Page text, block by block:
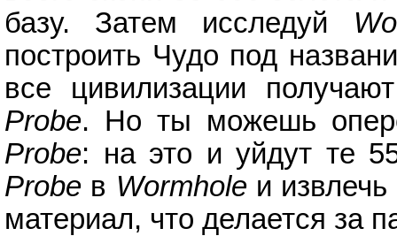
базу. Затем исследуй
построить Чудо под
все цивилизации
Probe. Но ты можешь
Probe: на это и уйдут те
Probe в Wormhole и
материал, что делается за